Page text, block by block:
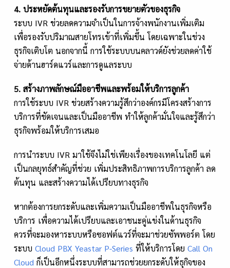
4. ประหยัดต้นทุนและรองรับการขยายตัวของธุรกิจ
ระบบ IVR ช่วยลดความจำเป็นในการจ้างพนักงานเพิ่มเติม
เพื่อรองรับปริมาณสายโทรเข้าที่เพิ่มขึ้น โดยเฉพาะในช่วง
ธุรกิจเติบโต นอกจากนี้ การใช้ระบบบนคลาวด์ยังช่วยลดค่าใช้
จ่ายด้านฮาร์ดแวร์และการดูแลระบบ
5. สร้างภาพลักษณ์มืออาชีพและพร้อมให้บริการลูกค้า
การใช้ระบบ IVR ช่วยสร้างความรู้สึกว่าองค์กรมีโครงสร้างการ
บริการที่ชัดเจนและเป็นมืออาชีพ ทำให้ลูกค้ามั่นใจและรู้สึกว่า
ธุรกิจพร้อมให้บริการเสมอ
การนำระบบ IVR มาใช้จึงไม่ใช่เพียงเรื่องของเทคโนโลยี แต่
เป็นกลยุทธ์สำคัญที่ช่วย เพิ่มประสิทธิภาพการบริการลูกค้า ลด
ต้นทุน และสร้างความได้เปรียบทางธุรกิจ
หากต้องการยกระดับและเพิ่มความเป็นมืออาชีพในธุรกิจหรือ
บริการ เพื่อความได้เปรียบและเอาชนะคู่แข่งในด้านธุรกิจ
ควรที่จะมองหาระบบหรือซอฟต์แวร์ที่จะมาช่วยซัพพอร์ต โดย
ระบบ Cloud PBX Yeastar P-Series ที่ให้บริการโดย Call On
Cloud ก็เป็นอีกหนึ่งระบบที่สามารถช่วยยกระดับให้ธุกิจของ